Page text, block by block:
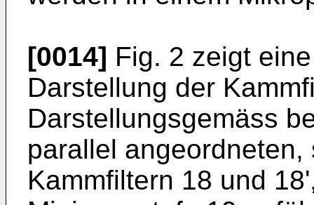
[0014] Fig. 2 zeigt
Darstellung der
Darstellungsgemäss
parallel
Kammfiltern 18 und